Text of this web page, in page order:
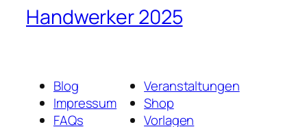
Handwerker 2025
Blog
Impressum
FAQs
Veranstaltungen
Shop
Vorlagen